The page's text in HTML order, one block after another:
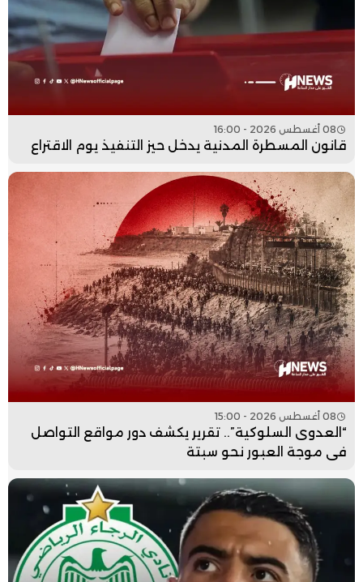
08 أغسطس 2026 - 16:00
قانون المسطرة المدنية يدخل حيز التنفيذ يوم الاقتراع
08 أغسطس 2026 - 15:00
“العدوى السلوكية”.. تقرير يكشف دور مواقع التواصل
في موجة العبور نحو سبتة